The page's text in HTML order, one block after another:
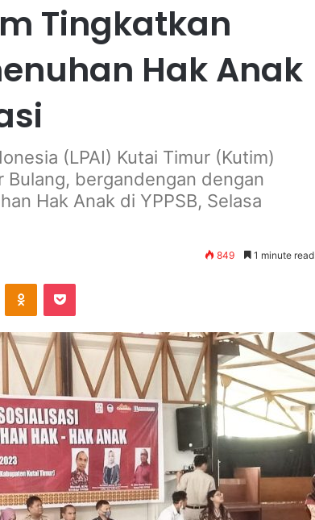
Tingkatkan
Hak Anak
(LPAI) Kutai Timur (Kutim)
bergandengan dengan
Hak Anak di YPPSB, Selasa
849 1 minute read